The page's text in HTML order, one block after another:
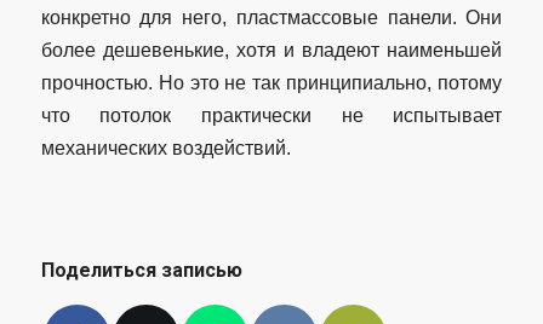
конкретно для него, пластмассовые панели. Они
более дешевенькие, хотя и владеют наименьшей
прочностью. Но это не так принципиально, потому
что потолок практически не испытывает
механических воздействий.
Поделиться записью